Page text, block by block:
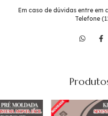
Em caso de dúvidas entre em
Telefone